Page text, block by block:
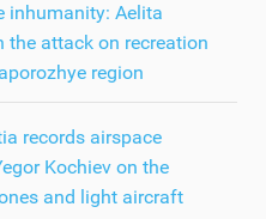
inhumanity: Aelita
the attack on recreation
region
records airspace
Kochiev on the
and light aircraft